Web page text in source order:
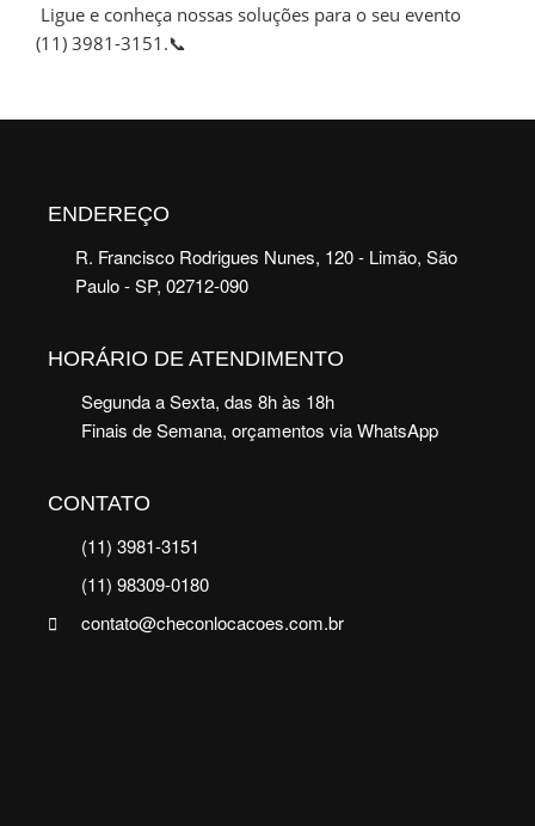
Ligue e conheça nossas soluções para o seu evento
(11) 3981-3151.📞
CONTATO
(11) 3981-3151
(11) 98309-0180
contato@checonlocacoes.com.br
HORÁRIO DE ATENDIMENTO
Segunda a Sexta, das 8h às 18h
Finais de Semana, orçamentos via WhatsApp
ENDEREÇO
R. Francisco Rodrigues Nunes, 120 - Limão, São
Paulo - SP, 02712-090